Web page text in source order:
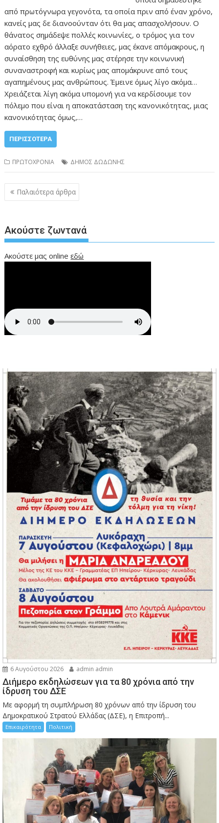
από πρωτόγνωρα γεγονότα, τα οποία πριν από έναν χρόνο,
κανείς μας δε διανοούνταν ότι θα μας απασχολήσουν. Ο
θάνατος σημάδεψε πολλές κοινωνίες, ο τρόμος για τον
αόρατο εχθρό άλλαξε συνήθειες, μας έκανε απόμακρους, η
συναίσθηση της ευθύνης μας στέρησε την κοινωνική
συναναστροφή και κυρίως μας απομάκρυνε από τους
αγαπημένους μας ανθρώπους. Έμεινε όμως λίγο ακόμα…
Χρειάζεται λίγη ακόμα υπομονή για να κερδίσουμε τον
πόλεμο που είναι η αποκατάσταση της κανονικότητας, μιας
κανονικότητας όμως,…
ΠΕΡΙΣΣΌΤΕΡΑ
ΠΡΩΤΟΧΡΟΝΙΑ ΔΗΜΟΣ ΔΩΔΩΝΗΣ
Πλοήγηση
άρθρων
Παλαιότερα άρθρα
Ακούστε ζωντανά
Ακούστε μας onlineεδώ
6 Αυγούστου 2026 admin admin
Διήμερο εκδηλώσεων για τα 80 χρόνια από την
ίδρυση του ΔΣΕ
Με αφορμή τη συμπλήρωση 80 χρόνων από την ίδρυση του
Δημοκρατικού Στρατού Ελλάδας (ΔΣΕ), η Επιτροπή...
Επικαιρότητα Πολιτική